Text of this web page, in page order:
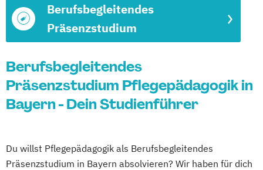
Berufsbegleitendes
Präsenzstudium
Berufsbegleitendes
Präsenzstudium Pflegepädagogik in
Bayern - Dein Studienführer
Du willst Pflegepädagogik als Berufsbegleitendes
Präsenzstudium in Bayern absolvieren? Wir haben für dich